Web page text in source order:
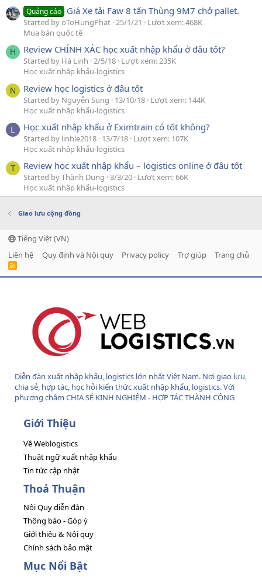
Quảng cáo Giá Xe tải Faw 8 tấn Thùng 9M7 chở pallet.
Started by oToHungPhat 25/1/21
Lượt xem: 468K
Mua bán quốc tế
H Review CHÍNH XÁC học xuất nhập khẩu ở đâu tốt?
Started by Hà Linh 2/5/18 Lượt xem: 235K
Học xuất nhập khẩu-logistics
N Review học logistics ở đâu tốt
Started by Nguyễn Sung 13/10/18 Lượt xem: 144K
Học xuất nhập khẩu-logistics
L Học xuất nhập khẩu ở Eximtrain có tốt không?
Started by linhle2018 13/7/18 Lượt xem: 107K
Học xuất nhập khẩu-logistics
T Review học xuất nhập khẩu – logistics online ở đâu tốt
Started by Thành Dung 3/3/20 Lượt xem: 66K
Học xuất nhập khẩu-logistics
Giao lưu cộng đồng
Tiếng Việt (VN)
Liên hệ
Quy định và Nội quy Privacy policy Trợ giúp Trang chủ
R
Diễn đàn xuất nhập khẩu, logistics lớn nhất Việt Nam. Nơi giao lưu,
chia sẻ, hợp tác, học hỏi kiến thức xuất nhập khẩu, logistics. Với
phương châm CHIA SẺ KINH NGHIỆM - HỢP TÁC THÀNH CÔNG
Giới Thiệu
Về Weblogistics
Thuật ngữ xuất nhập khẩu
Tin tức cập nhật
Thoả Thuận
Nội Quy diễn đàn
Thông báo - Góp ý
Giới thiệu & Nội quy
Chính sách bảo mật
Mục Nổi Bật